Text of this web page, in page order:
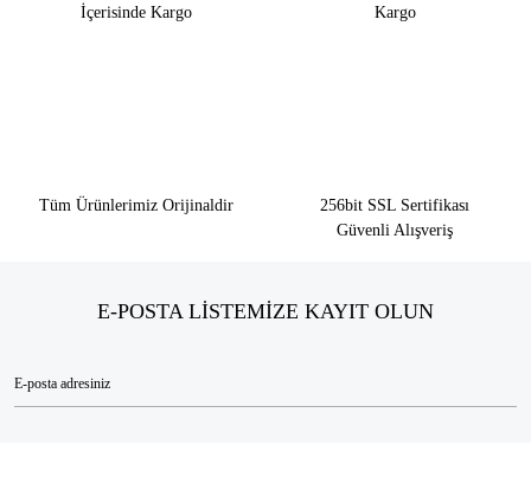
İçerisinde Kargo
Kargo
Tüm Ürünlerimiz Orijinaldir
256bit SSL Sertifikası
Güvenli Alışveriş
E-POSTA LİSTEMİZE KAYIT OLUN